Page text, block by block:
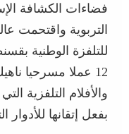
فضاءات الكشافة
التربوية واقتحمت
للتلفزة الوطنية
12 عملا مسرحيا
والأفلام التلفزية
بفعل إتقانها للأدوار